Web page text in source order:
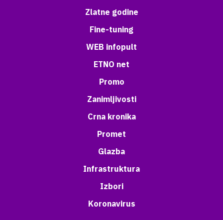
Zlatne godine
Fine-tuning
WEB infopult
ETNO net
Promo
Zanimljivosti
Crna kronika
Promet
Glazba
Infrastruktura
Izbori
Koronavirus